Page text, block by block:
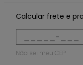
Calcular frete e
Não sei meu CEP